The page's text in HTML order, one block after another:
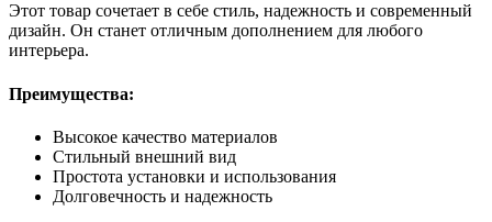
Этот товар сочетает в себе стиль, надежность и современный
дизайн. Он станет отличным дополнением для любого
интерьера.
Преимущества:
Высокое качество материалов
Стильный внешний вид
Простота установки и использования
Долговечность и надежность